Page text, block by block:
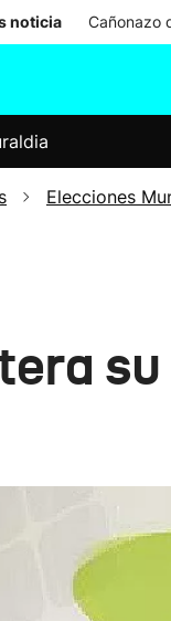
noticia Cañonazo
Elecciones